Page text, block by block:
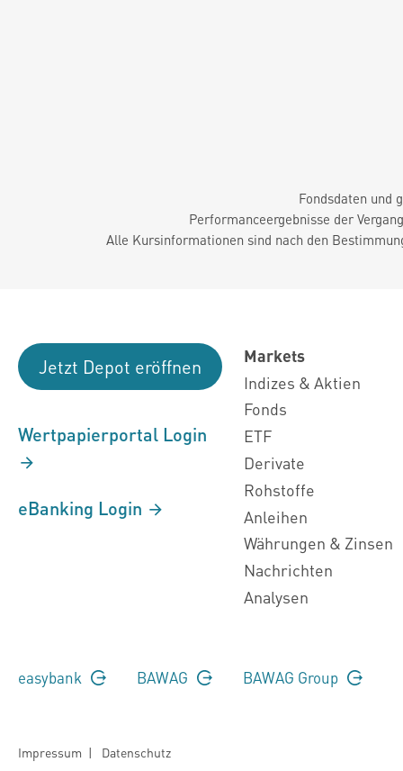
Fondsdaten und
Performanceergebnisse der
Alle Kursinformationen sind nach den
Jetzt Depot eröffnen
Wertpapierportal Login
eBanking Login
Markets
Indizes & Aktien
Fonds
ETF
Derivate
Rohstoffe
Anleihen
Währungen & Zinsen
Nachrichten
Analysen
easybank BAWAG BAWAG Group
Impressum | Datenschutz